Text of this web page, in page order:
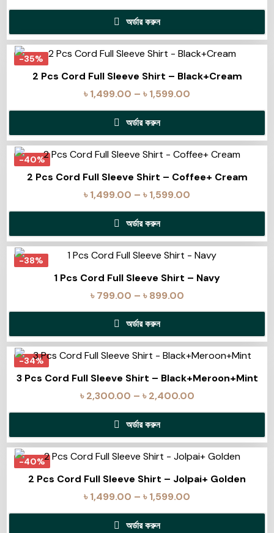
অর্ডার করুন
-35%
2 Pcs Cord Full Sleeve Shirt – Black+Cream
৳1,499.00 – ৳1,599.00
অর্ডার করুন
-40%
2 Pcs Cord Full Sleeve Shirt – Coffee+ Cream
৳1,499.00 – ৳1,599.00
অর্ডার করুন
-38%
1 Pcs Cord Full Sleeve Shirt – Navy
৳799.00 – ৳899.00
অর্ডার করুন
-34%
3 Pcs Cord Full Sleeve Shirt – Black+Meroon+Mint
৳2,300.00 – ৳2,400.00
অর্ডার করুন
-40%
2 Pcs Cord Full Sleeve Shirt – Jolpai+ Golden
৳1,499.00 – ৳1,599.00
অর্ডার করুন